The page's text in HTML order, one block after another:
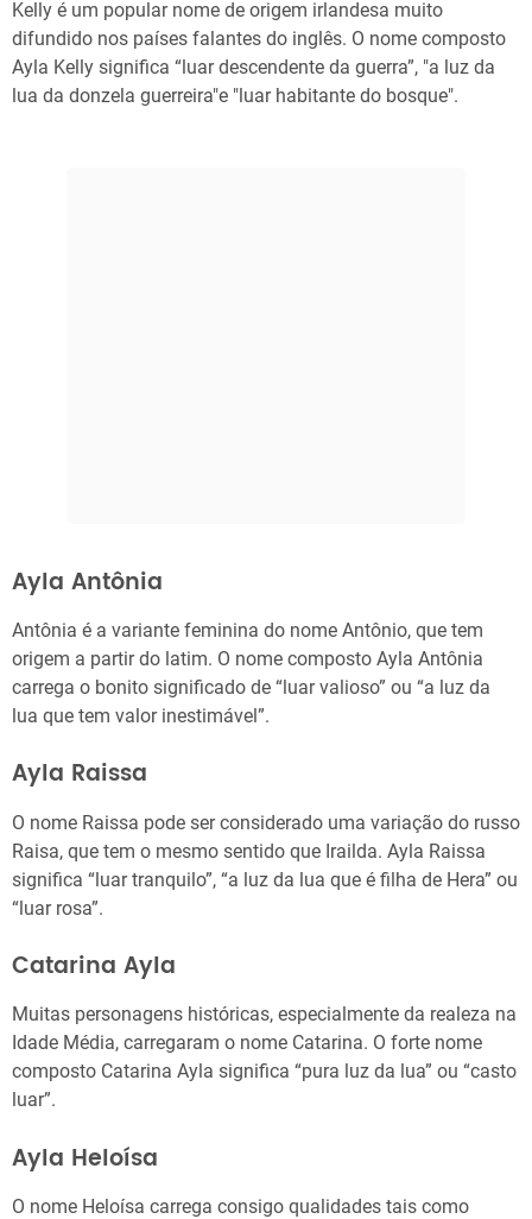
Kelly é um popular nome de origem irlandesa muito
difundido nos países falantes do inglês. O nome composto
Ayla Kelly significa “luar descendente da guerra”, "a luz da
lua da donzela guerreira"e "luar habitante do bosque".
Ayla Antônia
Antônia é a variante feminina do nome Antônio, que tem
origem a partir do latim. O nome composto Ayla Antônia
carrega o bonito significado de “luar valioso” ou “a luz da
lua que tem valor inestimável”.
Ayla Raissa
O nome Raissa pode ser considerado uma variação do russo
Raisa, que tem o mesmo sentido que Irailda. Ayla Raissa
significa “luar tranquilo”, “a luz da lua que é filha de Hera” ou
“luar rosa”.
Catarina Ayla
Muitas personagens históricas, especialmente da realeza na
Idade Média, carregaram o nome Catarina. O forte nome
composto Catarina Ayla significa “pura luz da lua” ou “casto
luar”.
Ayla Heloísa
O nome Heloísa carrega consigo qualidades tais como